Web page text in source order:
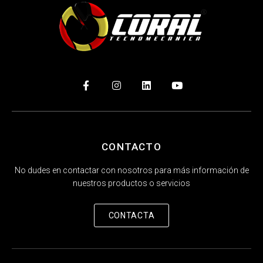
CONTACTO
No dudes en contactar con nosotros para más información de
nuestros productos o servicios
CONTACTA